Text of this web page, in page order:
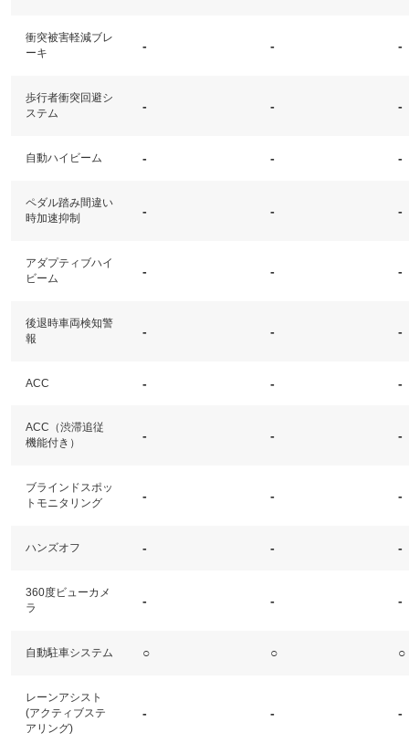
衝突被害軽減ブレ
ーキ
- - -
歩行者衝突回避シ
ステム
- - -
自動ハイビーム - - -
ペダル踏み間違い
時加速抑制
- - -
アダプティブハイ
ビーム
- - -
後退時車両検知警
報
- - -
ACC - - -
ACC（渋滞追従
機能付き）
- - -
ブラインドスポッ
トモニタリング
- - -
ハンズオフ - - -
360度ビューカメ
ラ
- - -
自動駐車システム ○ ○ ○
レーンアシスト
(アクティブステ
アリング)
- - -